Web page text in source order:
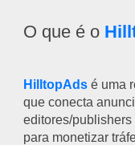
O que é o
HilltopAdsé uma
que conecta
editores/
para monetizar